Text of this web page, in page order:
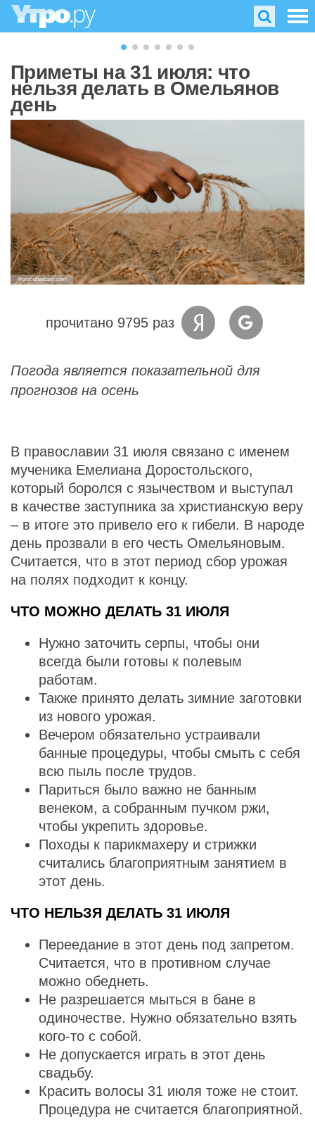
Приметы на 31 июля: что
нельзя делать в Омельянов
день
Фото: unsplash.com
прочитано 9795 раз
Погода является показательной для
прогнозов на осень
В православии 31 июля связано с именем
мученика Емелиана Доростольского,
который боролся с язычеством и выступал
в качестве заступника за христианскую веру
– в итоге это привело его к гибели. В народе
день прозвали в его честь Омельяновым.
Считается, что в этот период сбор урожая
на полях подходит к концу.
ЧТО МОЖНО ДЕЛАТЬ 31 ИЮЛЯ
Нужно заточить серпы, чтобы они
всегда были готовы к полевым
работам.
Также принято делать зимние заготовки
из нового урожая.
Вечером обязательно устраивали
банные процедуры, чтобы смыть с себя
всю пыль после трудов.
Париться было важно не банным
венеком, а собранным пучком ржи,
чтобы укрепить здоровье.
Походы к парикмахеру и стрижки
считались благоприятным занятием в
этот день.
ЧТО НЕЛЬЗЯ ДЕЛАТЬ 31 ИЮЛЯ
Переедание в этот день под запретом.
Считается, что в противном случае
можно обеднеть.
Не разрешается мыться в бане в
одиночестве. Нужно обязательно взять
кого-то с собой.
Не допускается играть в этот день
свадьбу.
Красить волосы 31 июля тоже не стоит.
Процедура не считается благоприятной.